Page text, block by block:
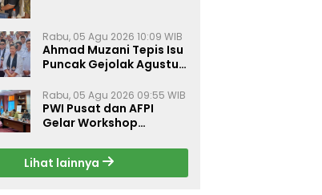
Makin Prima
Rabu, 05 Agu 2026 10:09 WIB
Ahmad Muzani Tepis Isu
Puncak Gejolak Agustus
Perkuat Persatuan
Rabu, 05 Agu 2026 09:55 WIB
PWI Pusat dan AFPI
Gelar Workshop
Inklusi Keuangan, dan
Perlindungan Publik
Lihat lainnya